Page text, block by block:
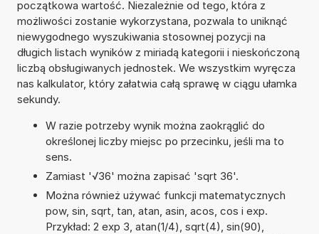
początkowa wartość. Niezależnie od tego, która z
możliwości zostanie wykorzystana, pozwala to uniknąć
niewygodnego wyszukiwania stosownej pozycji na
długich listach wyników z miriadą kategorii i nieskończoną
liczbą obsługiwanych jednostek. We wszystkim wyręcza
nas kalkulator, który załatwia całą sprawę w ciągu ułamka
sekundy.
W razie potrzeby wynik można zaokrąglić do
określonej liczby miejsc po przecinku, jeśli ma to
sens.
Zamiast '√36' można zapisać 'sqrt 36'.
Można również używać funkcji matematycznych
pow, sin, sqrt, tan, atan, asin, acos, cos i exp.
Przykład: 2 exp 3, atan(1/4), sqrt(4), sin(90),